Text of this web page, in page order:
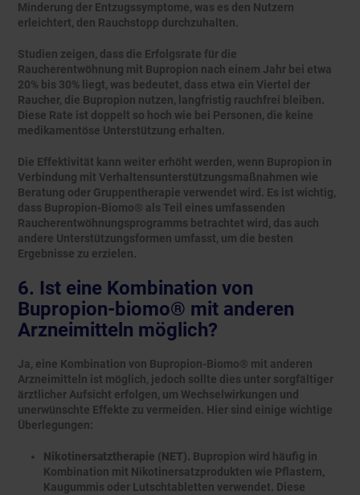
Minderung der Entzugssymptome, was es den Nutzern
erleichtert, den Rauchstopp durchzuhalten.
Studien zeigen, dass die Erfolgsrate für die
Raucherentwöhnung mit Bupropion nach einem Jahr bei etwa
20% bis 30% liegt, was bedeutet, dass etwa ein Viertel der
Raucher, die Bupropion nutzen, langfristig rauchfrei bleiben.
Diese Rate ist doppelt so hoch wie bei Personen, die keine
medikamentöse Unterstützung erhalten.
Die Effektivität kann weiter erhöht werden, wenn Bupropion in
Verbindung mit Verhaltensunterstützungsmaßnahmen wie
Beratung oder Gruppentherapie verwendet wird. Es ist wichtig,
dass Bupropion-Biomo® als Teil eines umfassenden
Raucherentwöhnungsprogramms betrachtet wird, das auch
andere Unterstützungsformen umfasst, um die besten
Ergebnisse zu erzielen.
6. Ist eine Kombination von
Bupropion-biomo® mit anderen
Arzneimitteln möglich?
Ja, eine Kombination von Bupropion-Biomo® mit anderen
Arzneimitteln ist möglich, jedoch sollte dies unter sorgfältiger
ärztlicher Aufsicht erfolgen, um Wechselwirkungen und
unerwünschte Effekte zu vermeiden. Hier sind einige wichtige
Überlegungen:
Nikotinersatztherapie (NET). Bupropion wird häufig in
Kombination mit Nikotinersatzprodukten wie Pflastern,
Kaugummis oder Lutschtabletten verwendet. Diese